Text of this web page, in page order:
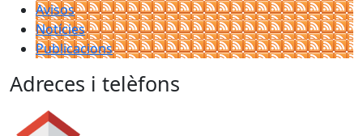
Avisos
Notícies
Publicacions
Adreces i telèfons